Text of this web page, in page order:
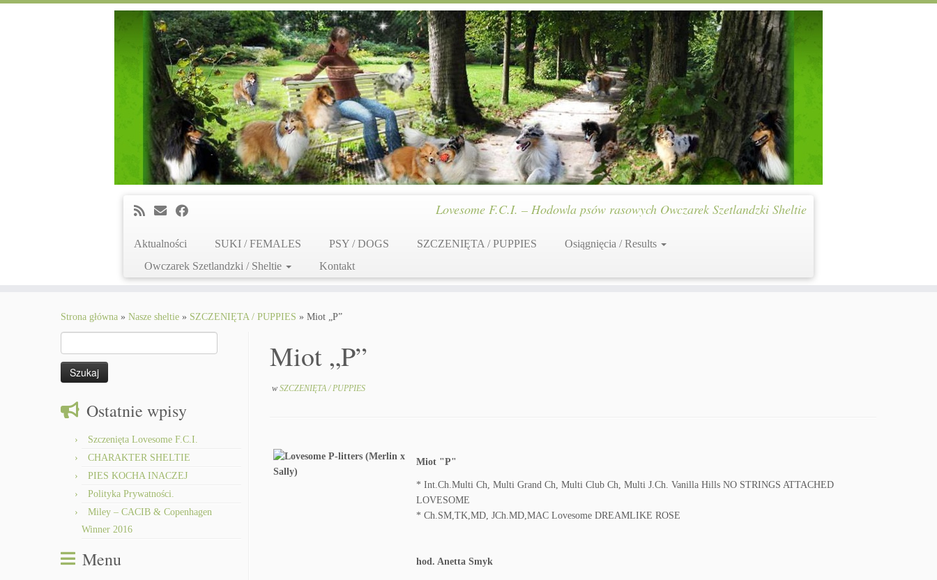
Lovesome F.C.I. – Hodowla psów rasowych Owczarek Szetlandzki Sheltie
Aktualności SUKI / FEMALES PSY / DOGS SZCZENIĘTA / PUPPIES
Osiągnięcia / Results
Owczarek Szetlandzki / Sheltie
Kontakt
Strona główna » Nasze sheltie » SZCZENIĘTA / PUPPIES » Miot „P”
Ostatnie wpisy
Szczenięta Lovesome F.C.I.
CHARAKTER SHELTIE
PIES KOCHA INACZEJ
Polityka Prywatności.
Miley – CACIB & Copenhagen
Winner 2016
Menu
Miot „P”
w SZCZENIĘTA / PUPPIES
Miot "P"
* Int.Ch.Multi Ch, Multi Grand Ch, Multi Club Ch, Multi J.Ch. Vanilla Hills NO STRINGS ATTACHED
LOVESOME
* Ch.SM,TK,MD, JCh.MD,MAC Lovesome DREAMLIKE ROSE
hod. Anetta Smyk